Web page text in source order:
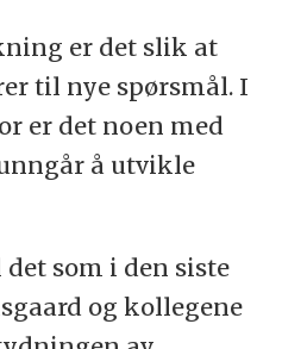
er det slik at
til nye spørsmål. I
er det noen med
å utvikle
som i den siste
og kollegene